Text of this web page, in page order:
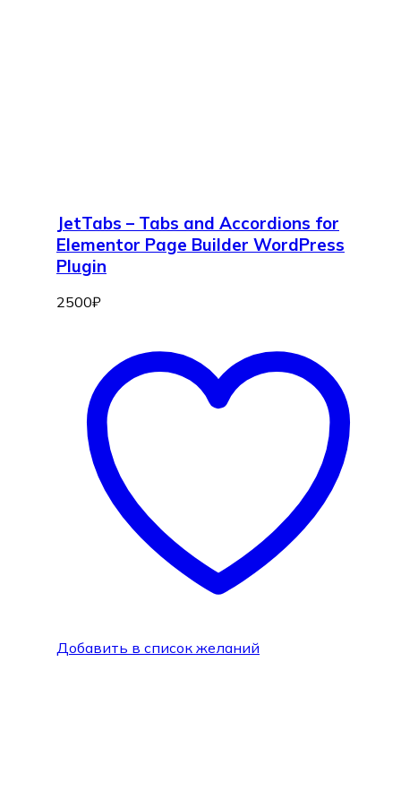
JetTabs – Tabs and Accordions for
Elementor Page Builder WordPress
Plugin
2500₽
Добавить в список желаний